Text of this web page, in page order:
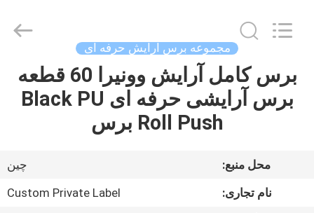
صفحه
اصلی
درباره
Cosmetics
مجموعه برس آرایش حرفه ای
برس کامل آرایش وونیرا 60 قطعه
برس آرایشی حرفه ای Black PU
Roll Push برس
محل منبع:
چین
نام تجاری:
Custom Private Label